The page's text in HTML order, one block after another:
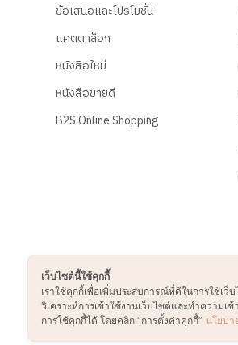
ข้อเสนอและโปรโมชั่น
แคตตาล็อก
หนังสือใหม่
หนังสือขายดี
B2S Online Shopping
© 2021
เว็บไซต์นี้ใช้คุกกี้
เราใช้คุกกี้เพื่อเพิ่มประสบการณ์ที่ดีในการใช้เ
วิเคราะห์การเข้าใช้งานเว็บไซต์และทำความ
การใช้คุกกี้ได้ โดยคลิก “การตั้งค่าคุกกี้” นโยบา